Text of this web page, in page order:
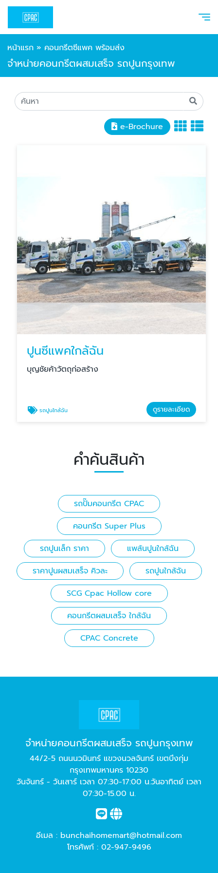
หน้าแรก » คอนกรีตซีแพค พร้อมส่ง
จำหน่ายคอนกรีตผสมเสร็จ รถปูนกรุงเทพ
e-Brochure
ปูนซีแพคใกล้ฉัน
บุญชัยค้าวัตถุก่อสร้าง
รถปูนใกล้ฉัน ดูรายละเอียด
คำค้นสินค้า
รถปั๊มคอนกรีต CPAC
คอนกรีต Super Plus
รถปูนเล็ก ราคา
แพล้นปูนใกล้ฉัน
ราคาปูนผสมเสร็จ คิวละ
รถปูนใกล้ฉัน
SCG Cpac Hollow core
คอนกรีตผสมเสร็จ ใกล้ฉัน
CPAC Concrete
จำหน่ายคอนกรีตผสมเสร็จ รถปูนกรุงเทพ
44/2-5 ถนนนวมินทร์ แขวงนวลจันทร์ เขตบึงกุ่ม
กรุงเทพมหานคร 10230
วันจันทร์ - วันเสาร์ เวลา 07:30-17:00 น.วันอาทิตย์ เวลา
07:30-15.00 น.
อีเมล : bunchaihomemart@hotmail.com
โทรศัพท์ : 02-947-9496